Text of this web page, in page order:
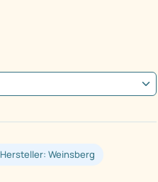
Hersteller: Weinsberg